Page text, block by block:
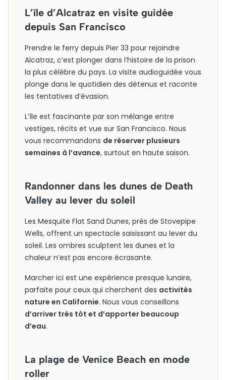
L’île d’Alcatraz en visite guidée
depuis San Francisco
Prendre le ferry depuis Pier 33 pour rejoindre
Alcatraz, c’est plonger dans l’histoire de la prison
la plus célèbre du pays. La visite audioguidée vous
plonge dans le quotidien des détenus et raconte
les tentatives d’évasion.
L’île est fascinante par son mélange entre
vestiges, récits et vue sur San Francisco. Nous
vous recommandons de réserver plusieurs
semaines à l’avance, surtout en haute saison.
Randonner dans les dunes de Death
Valley au lever du soleil
Les Mesquite Flat Sand Dunes, près de Stovepipe
Wells, offrent un spectacle saisissant au lever du
soleil. Les ombres sculptent les dunes et la
chaleur n’est pas encore écrasante.
Marcher ici est une expérience presque lunaire,
parfaite pour ceux qui cherchent des activités
nature en Californie. Nous vous conseillons
d’arriver très tôt et d’apporter beaucoup
d’eau.
La plage de Venice Beach en mode
roller